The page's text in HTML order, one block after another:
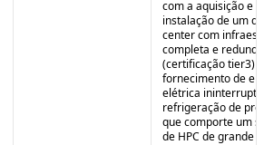
com a aquisição e
instalação de um
center com
completa e
(certificação tier3)
fornecimento de
elétrica
refrigeração de
que comporte um
de HPC de grande